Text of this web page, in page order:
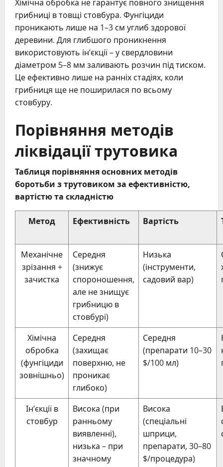
Хімічна обробка не гарантує повного знищення
грибниці в товщі стовбура. Фунгіциди
проникають лише на 1–3 см углиб здорової
деревини. Для глибшого проникнення
використовують ін’єкції – у свердловини
діаметром 5–8 мм заливають розчин під тиском.
Це ефективно лише на ранніх стадіях, коли
грибниця ще не поширилася по всьому
стовбуру.
Порівняння методів
ліквідації трутовика
Таблиця порівняння основних методів
боротьби з трутовиком за ефективністю,
вартістю та складністю
Метод Ефективність Вартість
Механічне
зрізання +
зачистка
Середня
(знижує
спороношення,
але не знищує
грибницю в
стовбурі)
Низька
(інструменти,
садовий вар)
Хімічна
обробка
(фунгіциди
зовнішньо)
Середня
(захищає
поверхню, не
проникає
глибоко)
Середня
(препарати 10–30
$/100 мл)
Ін’єкції в
стовбур
Висока (при
ранньому
виявленні),
низька – при
значному
Висока
(спеціальні
шприци,
препарати, 30–80
$/процедура)